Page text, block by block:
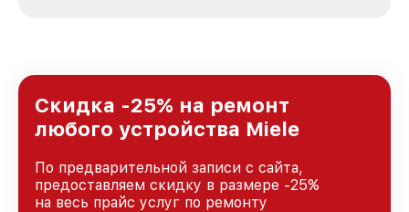
Краснодаре, постоянно повышая уровень
доверия и лояльности наших клиентов.
Скидка -25% на ремонт
любого устройства Miele
По предварительной записи с сайта,
предоставляем скидку в размере -25%
на весь прайс услуг по ремонту